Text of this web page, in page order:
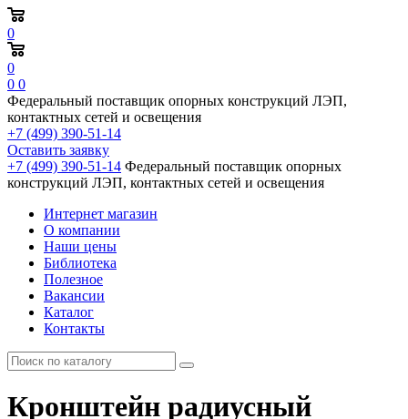
0
0
0 0
Федеральный поставщик опорных конструкций ЛЭП,
контактных сетей и освещения
+7 (499) 390-51-14
Оставить заявку
+7 (499) 390-51-14 Федеральный поставщик опорных
конструкций ЛЭП, контактных сетей и освещения
Интернет магазин
О компании
Наши цены
Библиотека
Полезное
Вакансии
Каталог
Контакты
Кронштейн радиусный